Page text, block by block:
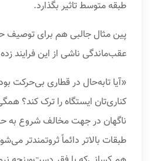
طبقه متوسط تاثیر بگذارد.
پین مثال جالبی هم برای
عقب‌ماندگی ناشی از این فرایند
«آیا تابه‌حال در قطاری بی‌حرکت
کناری‌تان ایستگاه را ترک کند؟
ناگهان در جهت مخالف شروع به
طبقات بالاتر دائماً ثروتمندتر